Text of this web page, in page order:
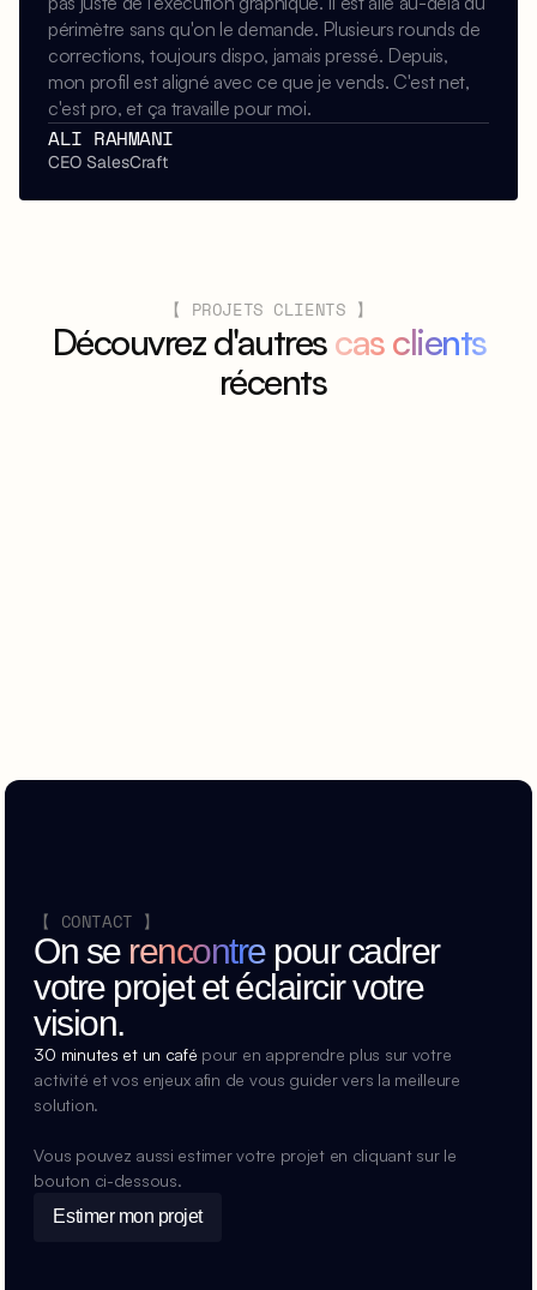
périmètre sans qu'on le demande. Plusieurs rounds de
corrections, toujours dispo, jamais pressé. Depuis,
mon profil est aligné avec ce que je vends. C'est net,
c'est pro, et ça travaille pour moi.
ALI RAHMANI
CEO SalesCraft
【 PROJETS CLIENTS 】
cas clients
Découvrez d'autres
récents
【 CONTACT 】
On se rencontrepour cadrer
votre projet et éclaircir votre
vision.
30 minutes et un café pour en apprendre plus sur votre
activité et vos enjeux afin de vous guider vers la meilleure
solution.
Vous pouvez aussi estimer votre projet en cliquant sur le
bouton ci-dessous.
Estimer mon projet